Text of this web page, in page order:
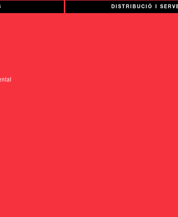
DISTRIBUCIÓ I